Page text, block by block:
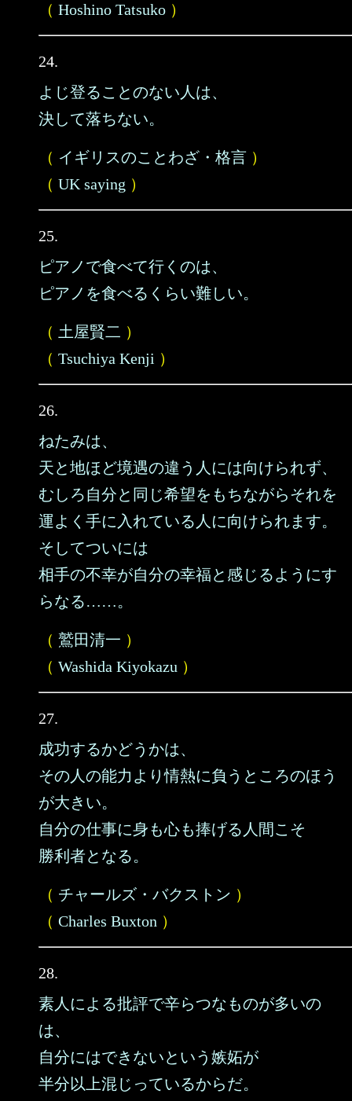
（ Hoshino Tatsuko ）
24.
よじ登ることのない人は、
決して落ちない。
（ イギリスのことわざ・格言 ）
（ UK saying ）
25.
ピアノで食べて行くのは、
ピアノを食べるくらい難しい。
（ 土屋賢二 ）
（ Tsuchiya Kenji ）
26.
ねたみは、
天と地ほど境遇の違う人には向けられず、
むしろ自分と同じ希望をもちながらそれを
運よく手に入れている人に向けられます。
そしてついには
相手の不幸が自分の幸福と感じるようにす
らなる……。
（ 鷲田清一 ）
（ Washida Kiyokazu ）
27.
成功するかどうかは、
その人の能力より情熱に負うところのほう
が大きい。
自分の仕事に身も心も捧げる人間こそ
勝利者となる。
（ チャールズ・バクストン ）
（ Charles Buxton ）
28.
素人による批評で辛らつなものが多いの
は、
自分にはできないという嫉妬が
半分以上混じっているからだ。